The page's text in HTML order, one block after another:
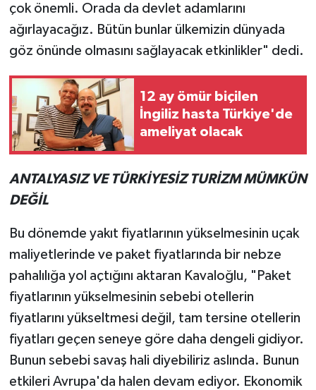
çok önemli. Orada da devlet adamlarını
ağırlayacağız. Bütün bunlar ülkemizin dünyada
göz önünde olmasını sağlayacak etkinlikler" dedi.
12 ay ömür biçilen
İngiliz hasta Türkiye'de
ameliyat olacak
ANTALYASIZ VE TÜRKİYESİZ TURİZM MÜMKÜN
DEĞİL
Bu dönemde yakıt fiyatlarının yükselmesinin uçak
maliyetlerinde ve paket fiyatlarında bir nebze
pahalılığa yol açtığını aktaran Kavaloğlu, "Paket
fiyatlarının yükselmesinin sebebi otellerin
fiyatlarını yükseltmesi değil, tam tersine otellerin
fiyatları geçen seneye göre daha dengeli gidiyor.
Bunun sebebi savaş hali diyebiliriz aslında. Bunun
etkileri Avrupa'da halen devam ediyor. Ekonomik